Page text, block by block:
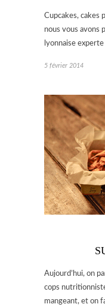
Cupcakes, cakes
nous vous avons
lyonnaise
5 février 2014
Aujourd’hui, on
cops
mangeant, et on